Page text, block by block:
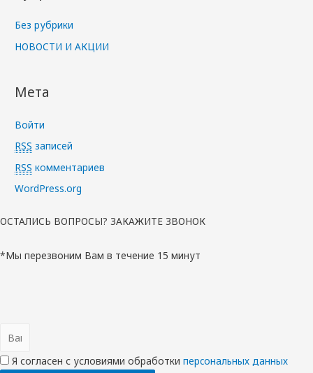
Без рубрики
НОВОСТИ И АКЦИИ
Мета
Войти
RSS записей
RSS комментариев
WordPress.org
ОСТАЛИСЬ ВОПРОСЫ? ЗАКАЖИТЕ ЗВОНОК
*Мы перезвоним Вам в течение 15 минут
Я согласен с условиями обработки перcональных данных